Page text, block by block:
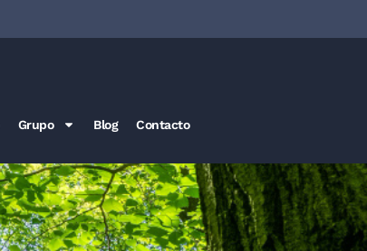
Grupo Blog Contacto